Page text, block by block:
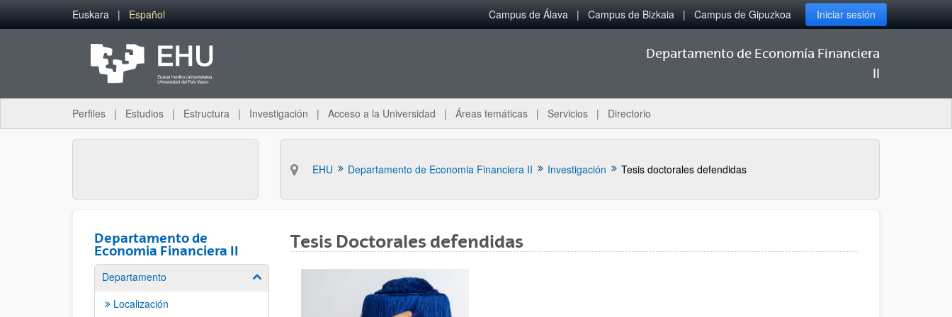
Saltar al contenido principal
Euskara Español Campus de Álava Campus de Bizkaia Campus de Gipuzkoa Iniciar sesión
Departamento de Economía Financiera
II
Perfiles Estudios Estructura Investigación Acceso a la Universidad Áreas temáticas Servicios Directorio
EHU Departamento de Economia Financiera II Investigación Tesis doctorales defendidas
Departamento de
Economia Financiera II
Departamento Mostrar/ocultar subpáginas
Localización
Tesis Doctorales defendidas